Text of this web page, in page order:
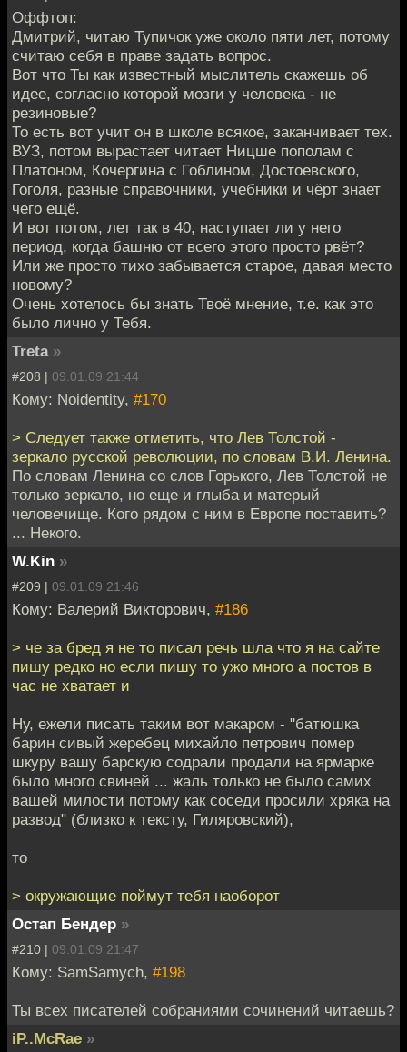
Оффтоп:
Дмитрий, читаю Тупичок уже около пяти лет, потому
считаю себя в праве задать вопрос.
Вот что Ты как известный мыслитель скажешь об
идее, согласно которой мозги у человека - не
резиновые?
То есть вот учит он в школе всякое, заканчивает тех.
ВУЗ, потом вырастает читает Ницше пополам с
Платоном, Кочергина с Гоблином, Достоевского,
Гоголя, разные справочники, учебники и чёрт знает
чего ещё.
И вот потом, лет так в 40, наступает ли у него
период, когда башню от всего этого просто рвёт?
Или же просто тихо забывается старое, давая место
новому?
Очень хотелось бы знать Твоё мнение, т.е. как это
было лично у Тебя.
Treta »
#208 | 09.01.09 21:44
Кому: Noidentity, #170
> Следует также отметить, что Лев Толстой -
зеркало русской революции, по словам В.И. Ленина.
По словам Ленина со слов Горького, Лев Толстой не
только зеркало, но еще и глыба и матерый
человечище. Кого рядом с ним в Европе поставить?
... Некого.
W.Kin »
#209 | 09.01.09 21:46
Кому: Валерий Викторович, #186
> че за бред я не то писал речь шла что я на сайте
пишу редко но если пишу то ужо много а постов в
час не хватает и
Ну, ежели писать таким вот макаром - "батюшка
барин сивый жеребец михайло петрович помер
шкуру вашу барскую содрали продали на ярмарке
было много свиней ... жаль только не было самих
вашей милости потому как соседи просили хряка на
развод" (близко к тексту, Гиляровский),
то
> окружающие поймут тебя наоборот
Остап Бендер »
#210 | 09.01.09 21:47
Кому: SamSamych, #198
Ты всех писателей собраниями сочинений читаешь?
iP..McRae »